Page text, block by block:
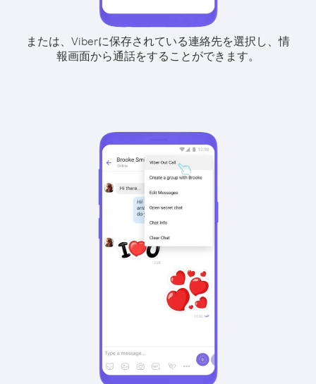
または、Viberに保存されている連絡先を選択し、情
報画面から通話をすることができます。